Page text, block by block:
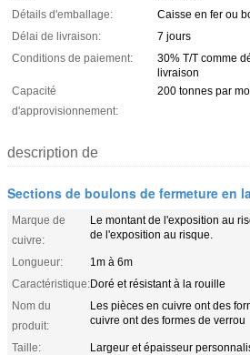
Détails d'emballage:
Caisse en fer ou
Délai de livraison:
7 jours
Conditions de paiement:
30% T/T comme
livraison
Capacité
d'approvisionnement:
200 tonnes par
description de
Sections de boulons de fermeture en
Marque de
cuivre:
Le montant de l'exposition au
de l'exposition au risque.
Longueur:
1m à 6m
Caractéristique:Doré et résistant à la rouille
Nom du
produit:
Les pièces en cuivre ont des
cuivre ont des formes de verrou
Taille:
Largeur et épaisseur